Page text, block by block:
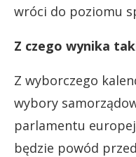
wróci do poziomu
Z czego wynika
Z wyborczego
wybory
parlamentu
będzie powód